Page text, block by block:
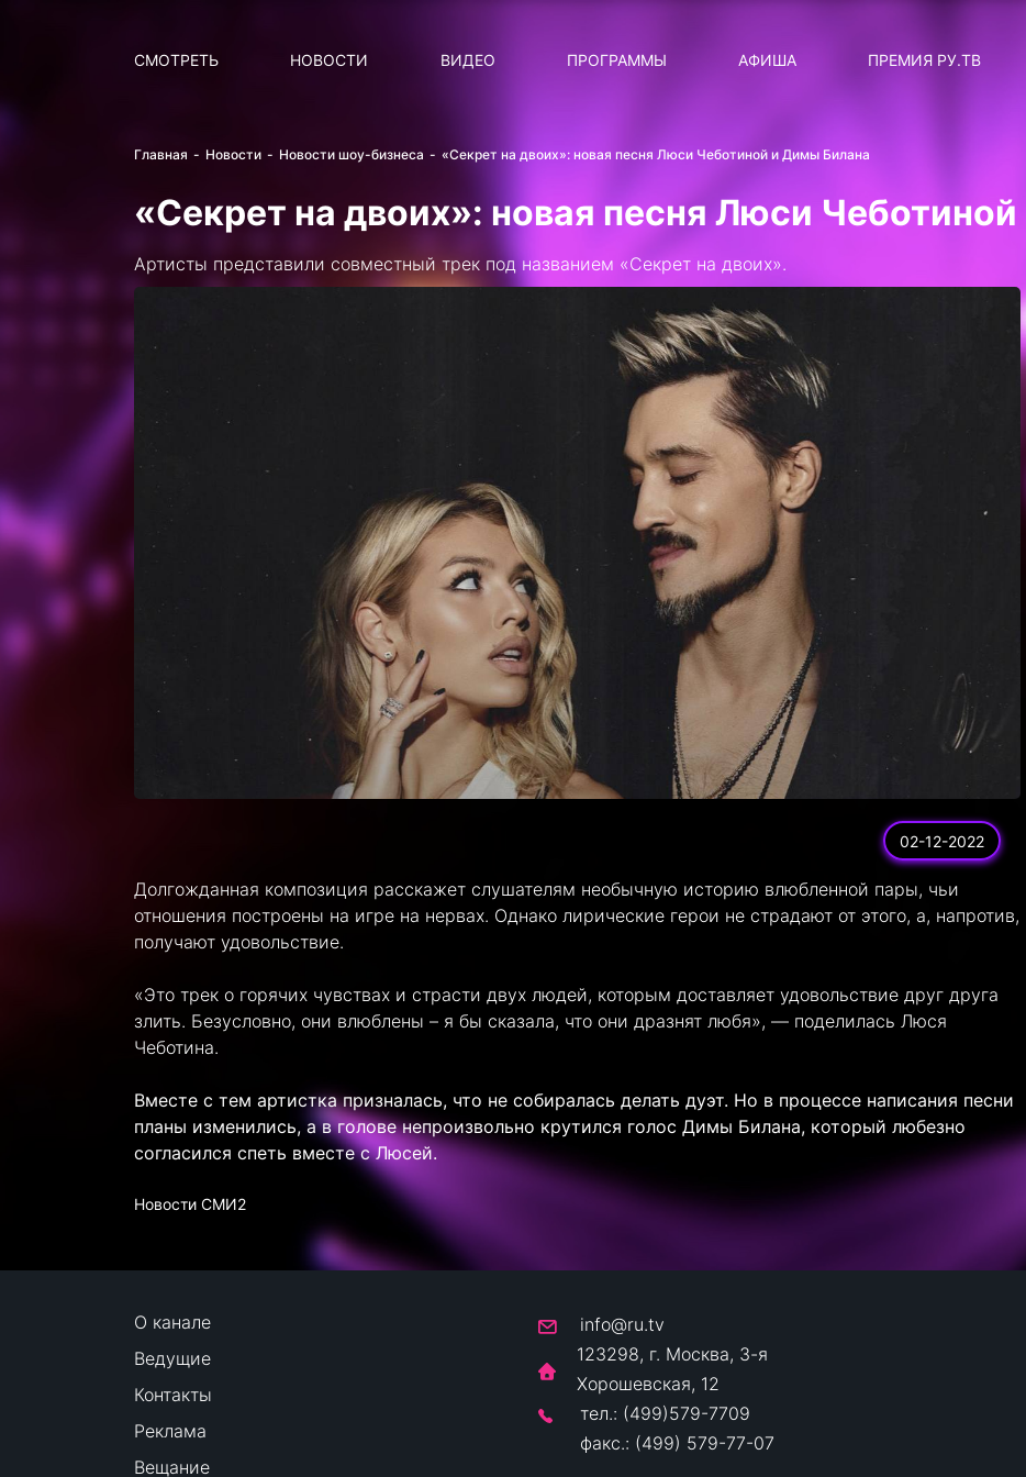
СМОТРЕТЬ НОВОСТИ
ВИДЕО
ПРОГРАММЫ
СТАТУС: В СЕТИ
СИЯЙ ПО-ЗВЁЗДНОМУ
ЛИЧНЫЙ ВОПРОС
ДОТЯНИСЬ ДО ЗВЁЗД
АФИША ПРЕМИЯ РУ.ТВ
Главная Новости Новости шоу-бизнеса «Секрет на двоих»: новая песня Люси Чеботиной и Димы Билана
«Секрет на двоих»: новая песня Люси
Артисты представили совместный трек под названием «Секрет на двоих».
02-12-2022
Долгожданная композиция расскажет слушателям необычную историю влюбленной пары, чьи
отношения построены на игре на нервах. Однако лирические герои не страдают от этого, а, напротив,
получают удовольствие.
«Это трек о горячих чувствах и страсти двух людей, которым доставляет удовольствие друг друга
злить. Безусловно, они влюблены – я бы сказала, что они дразнят любя», — поделилась Люся
Чеботина.
Вместе с тем артистка призналась, что не собиралась делать дуэт. Но в процессе написания песни
планы изменились, а в голове непроизвольно крутился голос Димы Билана, который любезно
согласился спеть вместе с Люсей.
Новости СМИ2
О канале
Ведущие
Контакты
Реклама
Вещание
info@ru.tv
123298, г. Москва, 3-я
Хорошевская, 12
тел.: (499)579-7709
факс.: (499) 579-77-07